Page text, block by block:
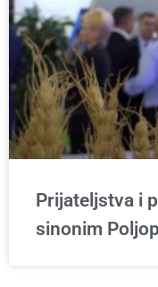
Prijateljstva i
sinonim